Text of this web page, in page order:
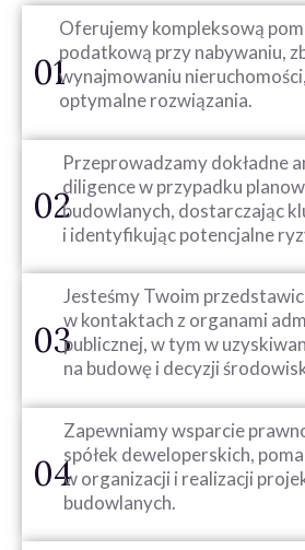
01
Oferujemy kompleksową
podatkową przy nabywaniu,
wynajmowaniu
optymalne rozwiązania.
02
Przeprowadzamy dokładne
diligence w przypadku
budowlanych, dostarczając
i identyfikując potencjalne
03
Jesteśmy Twoim
w kontaktach z organami
publicznej, w tym w
na budowę i decyzji
04
Zapewniamy wsparcie
spółek deweloperskich,
w organizacji i realizacji
budowlanych.